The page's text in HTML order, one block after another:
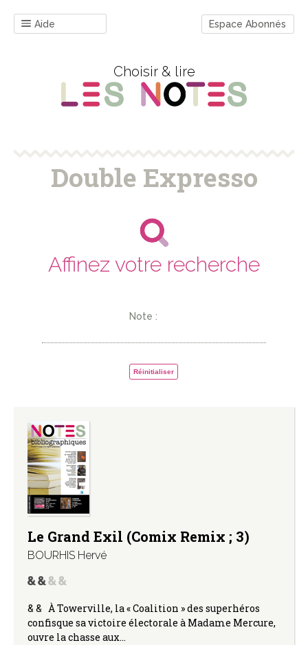
Aide Espace Abonnés
Choisir & lire
Double Expresso
Affinez votre recherche
Note :
Réinitialiser
Le Grand Exil (Comix Remix ; 3)
BOURHIS Hervé
& & À Towerville, la « Coalition » des superhéros
confisque sa victoire électorale à Madame Mercure,
ouvre la chasse aux…